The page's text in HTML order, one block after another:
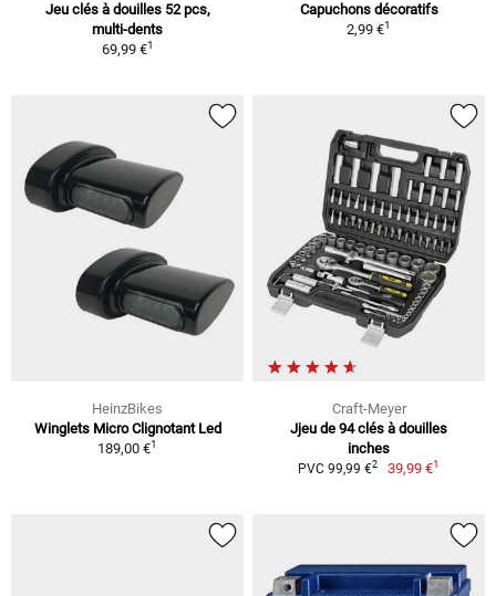
Jeu clés à douilles 52 pcs,
multi-dents
69,99 €1
Capuchons décoratifs
2,99 €1
HeinzBikes
Winglets Micro Clignotant Led
189,00 €1
Craft-Meyer
Jjeu de 94 clés à douilles
inches
PVC 99,99 €2 39,99 €1